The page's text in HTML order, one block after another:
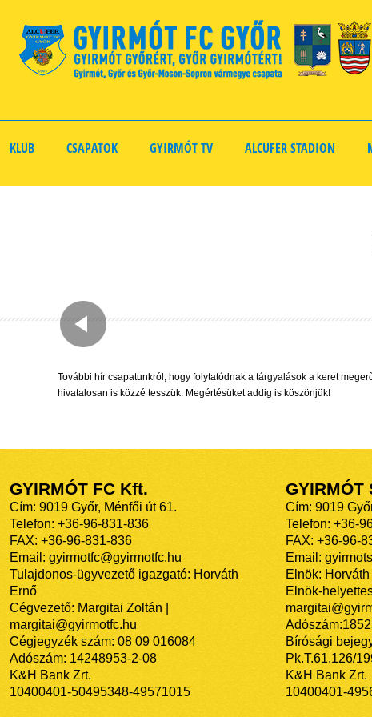
KLUB CSAPATOK GYIRMÓT TV ALCUFER STADION
További hír csapatunkról, hogy folytatódnak a tárgyalások a keret
hivatalosan is közzé tesszük. Megértésüket addig is köszönjük!
GYIRMÓT FC Kft.
Cím: 9019 Győr, Ménfői út 61.
Telefon: +36-96-831-836
FAX: +36-96-831-836
Email: gyirmotfc@gyirmotfc.hu
Tulajdonos-ügyvezető igazgató: Horváth
Ernő
Cégvezető: Margitai Zoltán |
margitai@gyirmotfc.hu
Cégjegyzék szám: 08 09 016084
Adószám: 14248953-2-08
K&H Bank Zrt.
10400401-50495348-49571015
GYIRMÓT
Cím: 9019
Telefon: +36-
FAX: +36-96-
Email:
Elnök:
Elnök-
Bírósági
Pk.T.61.126/
K&H Bank Zrt.
10400401-